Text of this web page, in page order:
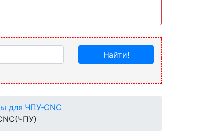
Найти!
для ЧПУ-CNC